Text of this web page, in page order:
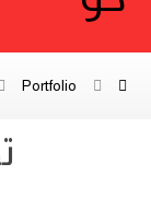
Portfolio